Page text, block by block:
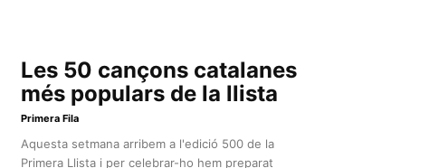
Les 50 cançons catalanes
més populars de la llista
Primera Fila
Aquesta setmana arribem a l'edició 500 de la
Primera Llista i per celebrar-ho hem preparat